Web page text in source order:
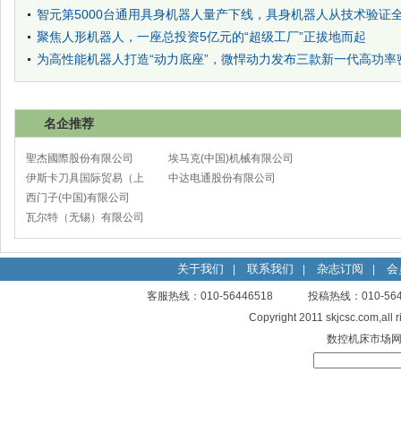
智元第5000台通用具身机器人量产下线，具身机器人从技术验证
聚焦人形机器人，一座总投资5亿元的“超级工厂”正拔地而起
为高性能机器人打造“动力底座”，微悍动力发布三款新一代高功
名企推荐
聖杰國際股份有限公司
伊斯卡刀具国际贸易（上
海）有限公司
西门子(中国)有限公司
瓦尔特（无锡）有限公司
埃马克(中国)机械有限公司
太仓分公司
中达电通股份有限公司
关于我们 联系我们 杂志订阅 会
客服热线：010-56446518 投稿热线：
Copyright 2011
数控机床市场网